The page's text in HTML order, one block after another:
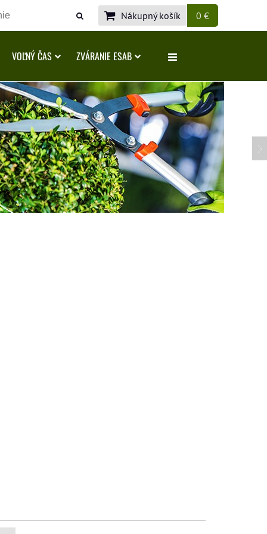
Nákupný košík 0 €
VOĽNÝ ČAS ZVÁRANIE ESAB